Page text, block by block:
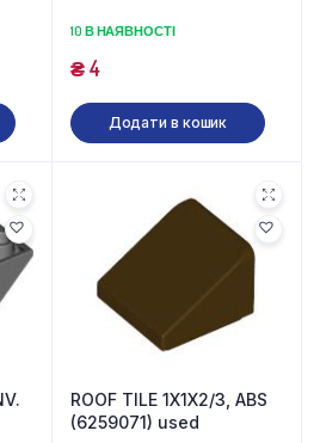
10 В НАЯВНОСТІ
₴4
Додати в кошик
ROOF TILE 1X1X2/3, ABS
(6259071) used